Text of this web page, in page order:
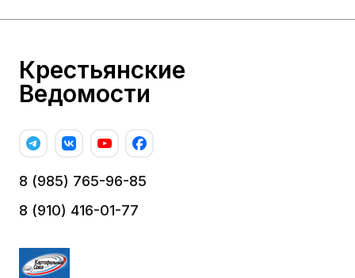
Крестьянские
Ведомости
8 (985) 765-96-85
8 (910) 416-01-77